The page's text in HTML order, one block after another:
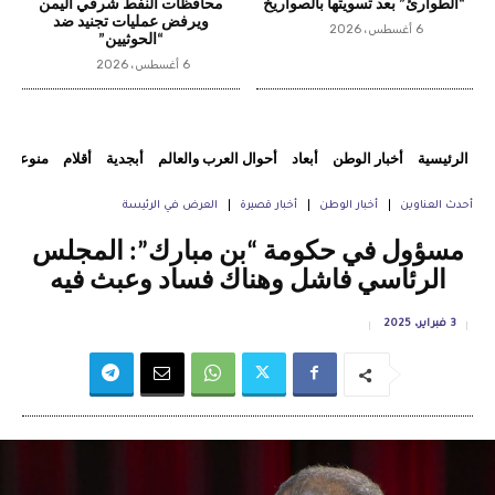
“الطوارئ” بعد تسويتها بالصواريخ
6 أغسطس، 2026
محافظات النفط شرقي اليمن
ويرفض عمليات تجنيد ضد
“الحوثيين”
6 أغسطس، 2026